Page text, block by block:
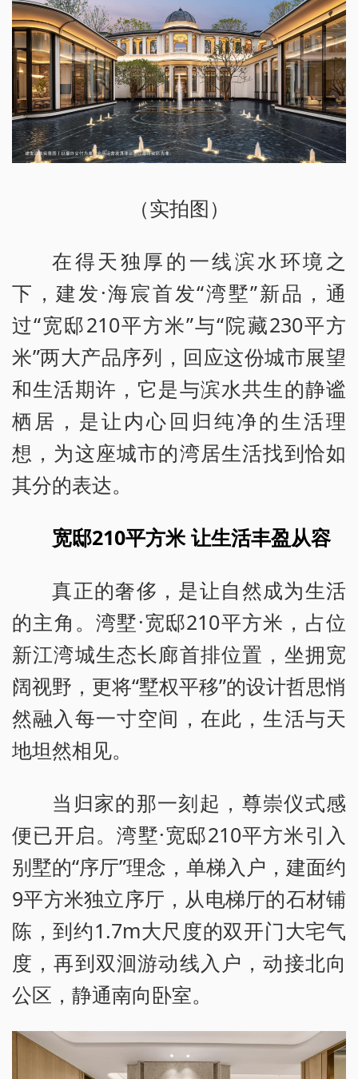
（实拍图）
在得天独厚的一线滨水环境之
下，建发·海宸首发“湾墅”新品，通
过“宽邸210平方米”与“院藏230平方
米”两大产品序列，回应这份城市展望
和生活期许，它是与滨水共生的静谧
栖居，是让内心回归纯净的生活理
想，为这座城市的湾居生活找到恰如
其分的表达。
宽邸210平方米 让生活丰盈从容
真正的奢侈，是让自然成为生活
的主角。湾墅·宽邸210平方米，占位
新江湾城生态长廊首排位置，坐拥宽
阔视野，更将“墅权平移”的设计哲思悄
然融入每一寸空间，在此，生活与天
地坦然相见。
当归家的那一刻起，尊崇仪式感
便已开启。湾墅·宽邸210平方米引入
别墅的“序厅”理念，单梯入户，建面约
9平方米独立序厅，从电梯厅的石材铺
陈，到约1.7m大尺度的双开门大宅气
度，再到双洄游动线入户，动接北向
公区，静通南向卧室。